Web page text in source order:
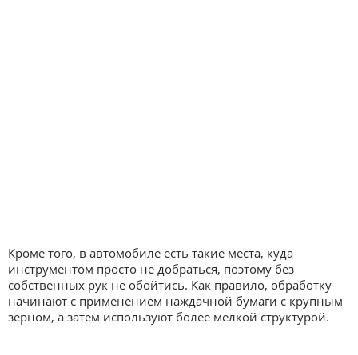
Кроме того, в автомобиле есть такие места, куда
инструментом просто не добраться, поэтому без
собственных рук не обойтись. Как правило, обработку
начинают с применением наждачной бумаги с крупным
зерном, а затем используют более мелкой структурой.